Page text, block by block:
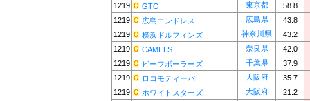
1219
GTO 東京都
58.8
1219
広島エンドレス 広島県
43.8
1219
横浜ドルフィンズ 神奈川県
43.2
1219
CAMELS 奈良県
42.0
1219
ビーフボーラーズ 千葉県
37.9
1219
ロコモティーバ 大阪府
35.7
1219
ホワイトスターズ 大阪府
21.2